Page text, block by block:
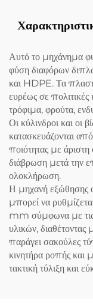
Αυτό το μηχάνημα
φύση διαφόρων
και HDPE. Τα
ευρέως σε
τρόφιμα, φρούτα,
Οι κύλινδροι και οι
κατασκευάζονται
ποιότητας με άριστη
διάβρωση μετά την
ολοκλήρωση.
Η μηχανή εξώθησης
μπορεί να
mm σύμφωνα με τις
υλικών,
παράγει σακούλες
κινητήρα ροπής και
τακτική τύλιξη και